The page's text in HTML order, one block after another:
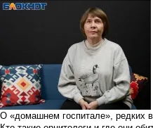
О «домашнем госпитале», редких